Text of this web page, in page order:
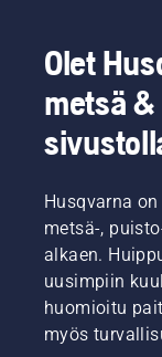
olevaan
työtehtävään.
Olet
metsä
Husqvarna
metsä-,
alkaen.
uusimpiin
huomioitu
myös